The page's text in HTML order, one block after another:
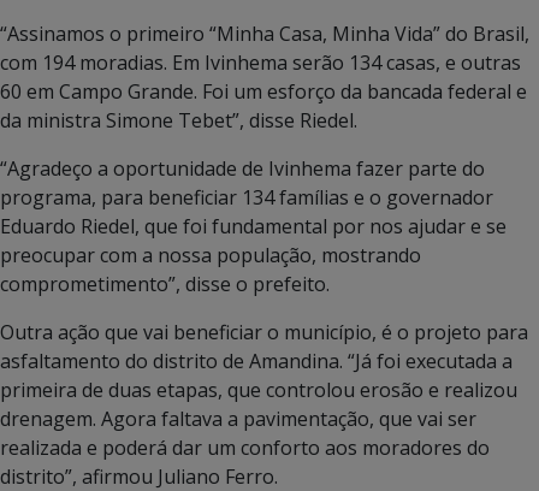
“Assinamos o primeiro “Minha Casa, Minha Vida” do Brasil,
com 194 moradias. Em Ivinhema serão 134 casas, e outras
60 em Campo Grande. Foi um esforço da bancada federal e
da ministra Simone Tebet”, disse Riedel.
“Agradeço a oportunidade de Ivinhema fazer parte do
programa, para beneficiar 134 famílias e o governador
Eduardo Riedel, que foi fundamental por nos ajudar e se
preocupar com a nossa população, mostrando
comprometimento”, disse o prefeito.
Outra ação que vai beneficiar o município, é o projeto para
asfaltamento do distrito de Amandina. “Já foi executada a
primeira de duas etapas, que controlou erosão e realizou
drenagem. Agora faltava a pavimentação, que vai ser
realizada e poderá dar um conforto aos moradores do
distrito”, afirmou Juliano Ferro.